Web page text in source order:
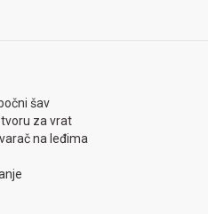
šav
za vrat
na leđima